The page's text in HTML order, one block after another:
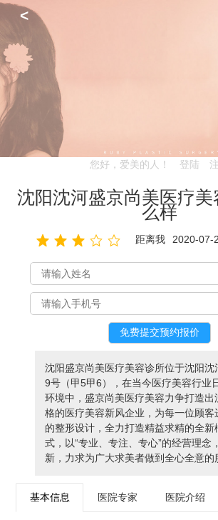
<
您好，爱美的人！ 登陆
沈阳沈河盛京尚美医疗
么样
距离我 2020-07-
沈阳盛京尚美医疗美容诊所位于沈阳沈
9号（甲5甲6），在当今医疗美容行业
环境中，盛京尚美医疗美容力争打造出
格的医疗美容新风企业，为每一位顾客
的整形设计，全力打造精益求精的全新
式，以“专业、专注、专心”的经营理念
新，力求为广大求美者做到全心全意的
基本信息 医院专家 医院介绍